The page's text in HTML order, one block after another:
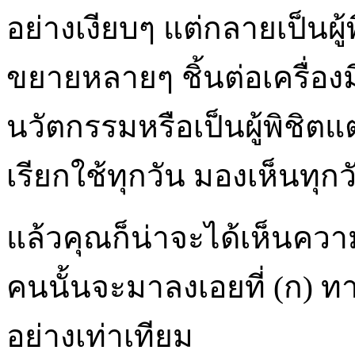
อย่างเงียบๆ แต่กลายเป็น
ขยายหลายๆ ชิ้นต่อเครื่อ
นวัตกรรมหรือเป็นผู้พิชิต
เรียกใช้ทุกวัน มองเห็นทุก
แล้วคุณก็น่าจะได้เห็นคว
คนนั้นจะมาลงเอยที่ (ก) ท
อย่างเท่าเทียม